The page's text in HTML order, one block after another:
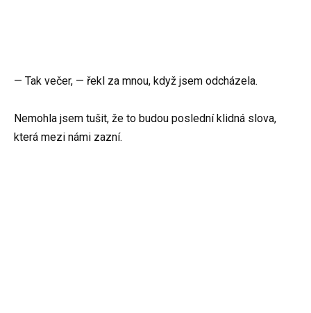
— Tak večer, — řekl za mnou, když jsem odcházela.
Nemohla jsem tušit, že to budou poslední klidná slova,
která mezi námi zazní.